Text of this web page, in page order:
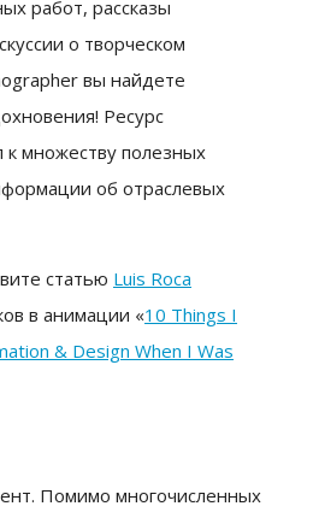
работ, рассказы
о творческом
вы найдете
Ресурс
к множеству полезных
об отраслевых
статью Luis Roca
в анимации «10 Things I
& Design When I Was
Помимо многочисленных